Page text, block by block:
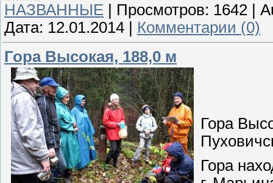
НАЗВАННЫЕ
Просмотров: 1642
Дата: 12.01.2014
Комментарии (0)
Гора Высокая, 188,0 м
Гора
Гора